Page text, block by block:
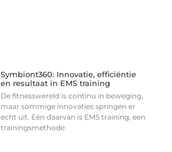
Symbiont360: Innovatie, efficiëntie
en resultaat in EMS training
De fitnesswereld is continu in beweging,
maar sommige innovaties springen er
echt uit. Eén daarvan is EMS training, een
trainingsmethode